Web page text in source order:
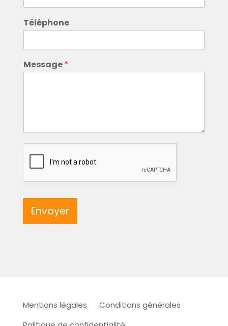
Téléphone
Message*
Envoyer
Mentions légales
Conditions générales